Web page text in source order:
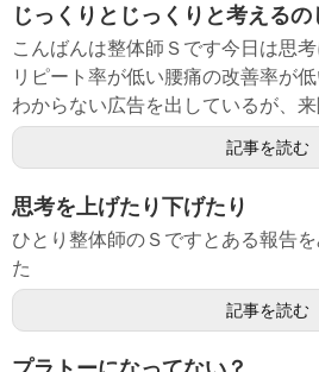
じっくりとじっくりと考え
こんばんは整体師Ｓです今日は思
リピート率が低い腰痛の改善率が
わからない広告を出しているが、来
記事を読む
思考を上げたり下げたり
ひとり整体師のＳですとある報告
た
記事を読む